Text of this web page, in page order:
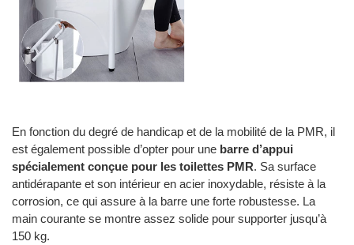
En fonction du degré de handicap et de la mobilité de la PMR, il
est également possible d’opter pour une barre d’appui
spécialement conçue pour les toilettes PMR. Sa surface
antidérapante et son intérieur en acier inoxydable, résiste à la
corrosion, ce qui assure à la barre une forte robustesse. La
main courante se montre assez solide pour supporter jusqu’à
150 kg.